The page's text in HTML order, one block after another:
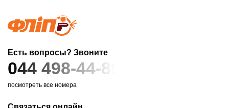
Есть вопросы? Звоните
044 498-44-89
посмотреть все номера